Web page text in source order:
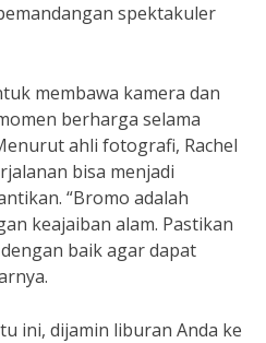
spektakuler
membawa kamera dan
berharga selama
ahli fotografi, Rachel
bisa menjadi
“Bromo adalah
keajaiban alam. Pastikan
baik agar dapat
ini, dijamin liburan Anda ke